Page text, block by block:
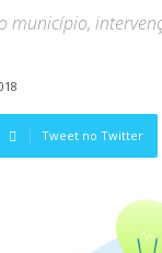
município,
Tweet no Twitter